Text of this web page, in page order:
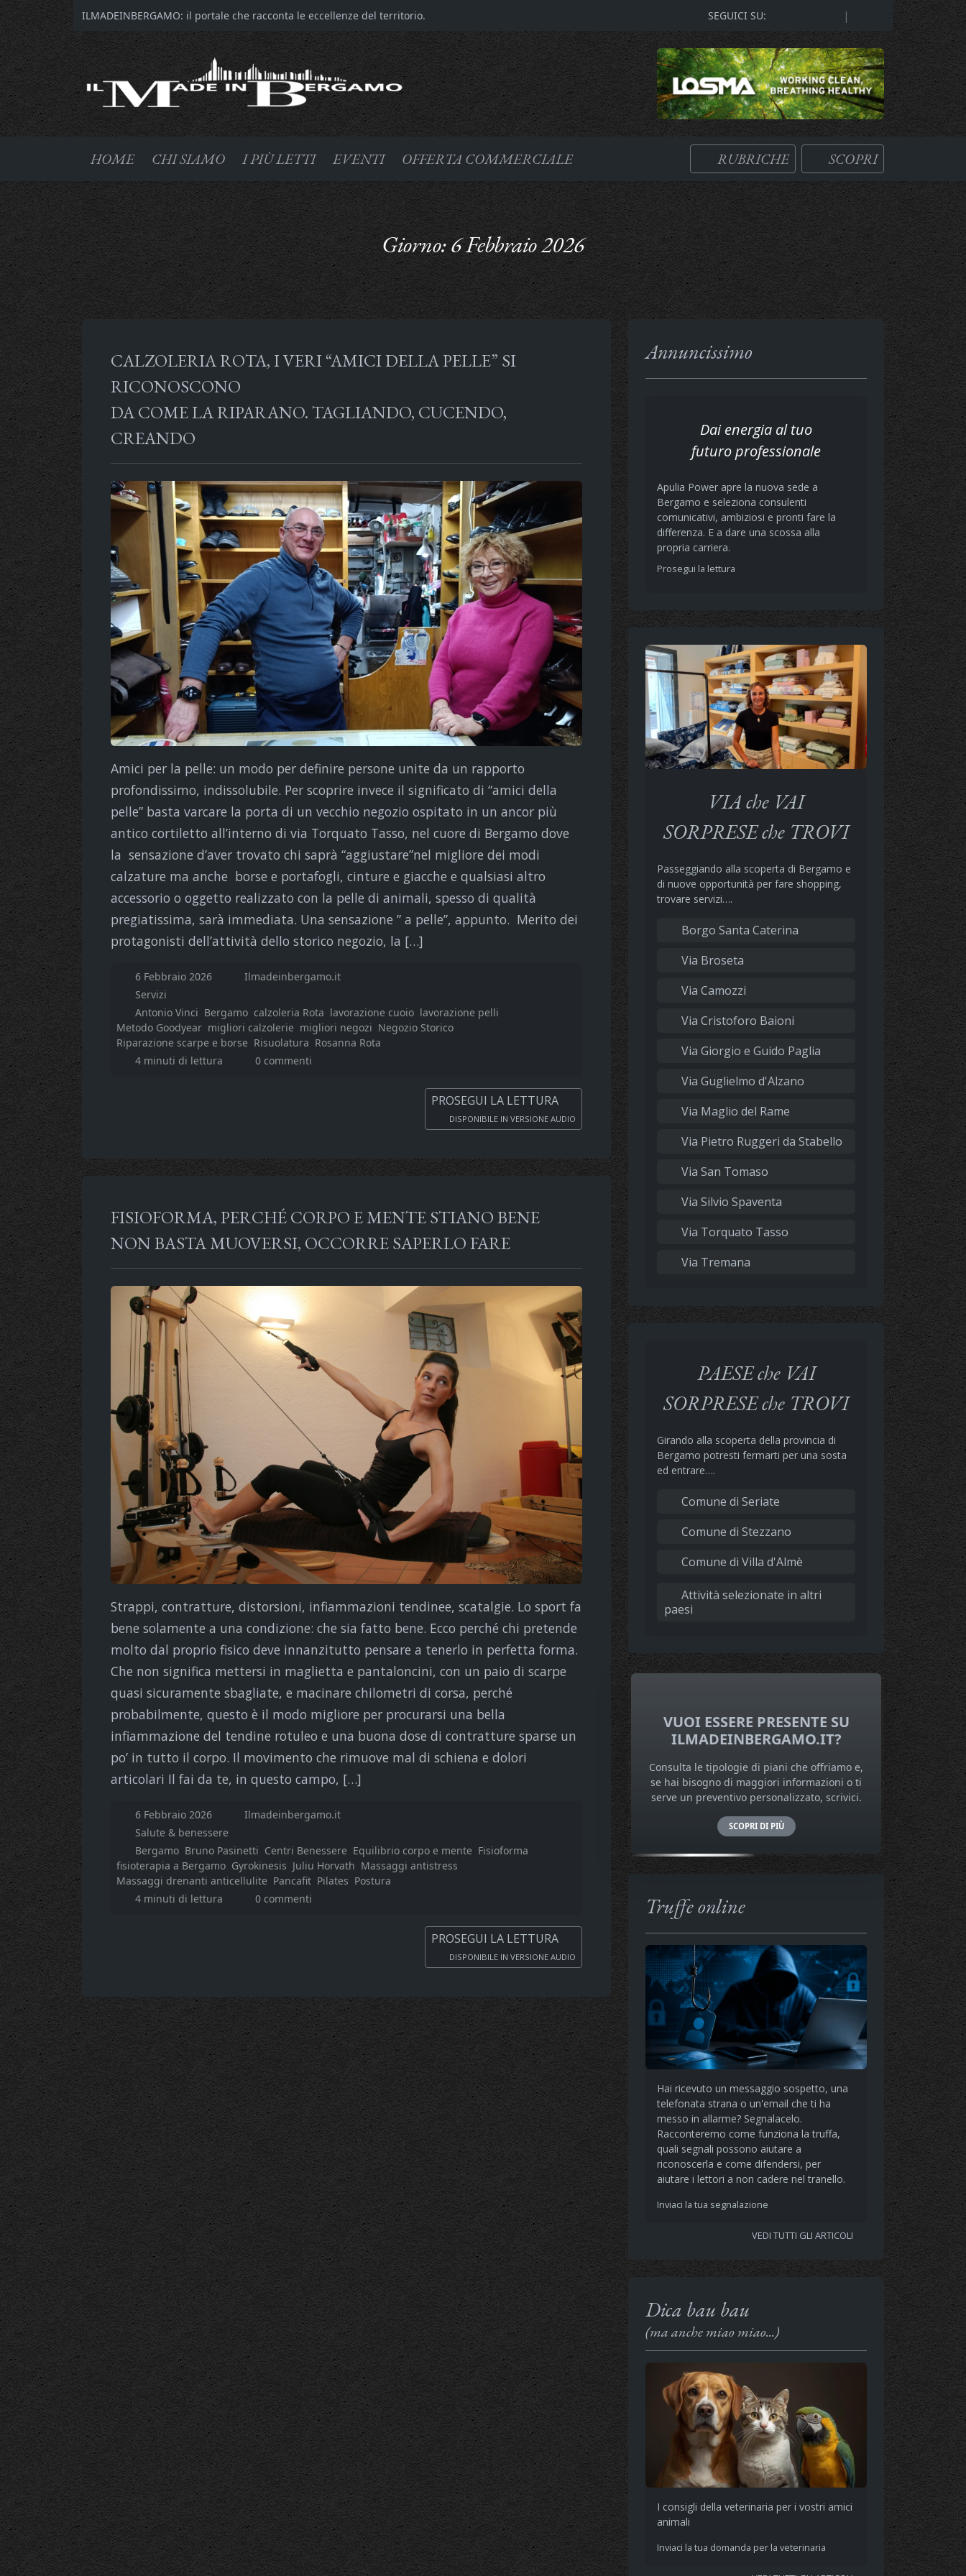
ILMADEINBERGAMO: il portale che racconta le eccellenze del territorio. SEGUICI SU: |
HOME CHI SIAMO I PIÙ LETTI EVENTI OFFERTA COMMERCIALE RUBRICHE SCOPRI
Giorno:6 Febbraio 2026
CALZOLERIA ROTA, I VERI “AMICI DELLA PELLE” SI
RICONOSCONO
DA COME LA RIPARANO. TAGLIANDO, CUCENDO,
CREANDO
Amici per la pelle: un modo per definire persone unite da un rapporto
profondissimo, indissolubile. Per scoprire invece il significato di “amici della
pelle” basta varcare la porta di un vecchio negozio ospitato in un ancor più
antico cortiletto all’interno di via Torquato Tasso, nel cuore di Bergamo dove
la sensazione d’aver trovato chi saprà “aggiustare”nel migliore dei modi
calzature ma anche borse e portafogli, cinture e giacche e qualsiasi altro
accessorio o oggetto realizzato con la pelle di animali, spesso di qualità
pregiatissima, sarà immediata. Una sensazione ” a pelle”, appunto. Merito dei
protagonisti dell’attività dello storico negozio, la […]
6 Febbraio 2026
Ilmadeinbergamo.it
Servizi
Antonio Vinci Bergamo calzoleria Rota lavorazione cuoio lavorazione pelli
Metodo Goodyear migliori calzolerie migliori negozi Negozio Storico
Riparazione scarpe e borse Risuolatura Rosanna Rota
4 minuti di lettura
0 commenti
PROSEGUI LA LETTURA
DISPONIBILE IN VERSIONE AUDIO
FISIOFORMA, PERCHÉ CORPO E MENTE STIANO BENE
NON BASTA MUOVERSI, OCCORRE SAPERLO FARE
Strappi, contratture, distorsioni, infiammazioni tendinee, scatalgie. Lo sport fa
bene solamente a una condizione: che sia fatto bene. Ecco perché chi pretende
molto dal proprio fisico deve innanzitutto pensare a tenerlo in perfetta forma.
Che non significa mettersi in maglietta e pantaloncini, con un paio di scarpe
quasi sicuramente sbagliate, e macinare chilometri di corsa, perché
probabilmente, questo è il modo migliore per procurarsi una bella
infiammazione del tendine rotuleo e una buona dose di contratture sparse un
po’ in tutto il corpo. Il movimento che rimuove mal di schiena e dolori
articolari Il fai da te, in questo campo, […]
6 Febbraio 2026
Ilmadeinbergamo.it
Salute & benessere
Bergamo Bruno Pasinetti Centri Benessere Equilibrio corpo e mente Fisioforma
fisioterapia a Bergamo Gyrokinesis Juliu Horvath Massaggi antistress
Massaggi drenanti anticellulite Pancafit Pilates Postura
4 minuti di lettura
0 commenti
PROSEGUI LA LETTURA
DISPONIBILE IN VERSIONE AUDIO
Annuncissimo
Dai energia al tuo
futuro professionale
Apulia Power apre la nuova sede a
Bergamo e seleziona consulenti
comunicativi, ambiziosi e pronti fare la
differenza. E a dare una scossa alla
propria carriera.
Prosegui la lettura
VIA che VAI
SORPRESE che TROVI
Passeggiando alla scoperta di Bergamo e
di nuove opportunità per fare shopping,
trovare servizi….
Borgo Santa Caterina
Via Broseta
Via Camozzi
Via Cristoforo Baioni
Via Giorgio e Guido Paglia
Via Guglielmo d'Alzano
Via Maglio del Rame
Via Pietro Ruggeri da Stabello
Via San Tomaso
Via Silvio Spaventa
Via Torquato Tasso
Via Tremana
PAESE che VAI
SORPRESE che TROVI
Girando alla scoperta della provincia di
Bergamo potresti fermarti per una sosta
ed entrare….
Comune di Seriate
Comune di Stezzano
Comune di Villa d'Almè
Attività selezionate in altri
paesi
VUOI ESSERE PRESENTE SU
ILMADEINBERGAMO.IT?
Consulta le tipologie di piani che offriamo e,
se hai bisogno di maggiori informazioni o ti
serve un preventivo personalizzato, scrivici.
SCOPRI DI PIÙ
Truffe online
Hai ricevuto un messaggio sospetto, una
telefonata strana o un'email che ti ha
messo in allarme? Segnalacelo.
Racconteremo come funziona la truffa,
quali segnali possono aiutare a
riconoscerla e come difendersi, per
aiutare i lettori a non cadere nel tranello.
Inviaci la tua segnalazione
VEDI TUTTI GLI ARTICOLI
Dica bau bau
(ma anche miao miao...)
I consigli della veterinaria per i vostri amici
animali
Inviaci la tua domanda per la veterinaria